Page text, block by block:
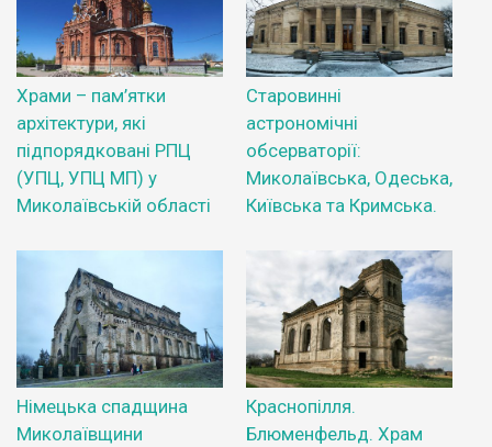
Храми – пам’ятки
архітектури, які
підпорядковані РПЦ
(УПЦ, УПЦ МП) у
Миколаївській області
Старовинні
астрономічні
обсерваторії:
Миколаївська, Одеська,
Київська та Кримська.
Німецька спадщина
Миколаївщини
Краснопілля.
Блюменфельд. Храм